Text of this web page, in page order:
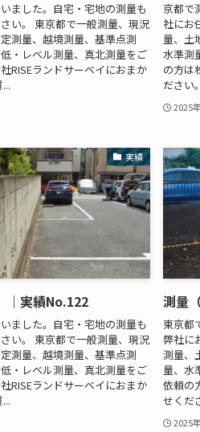
ました。自宅・宅地の測量も
い。 東京都で一般測量、現況
測量、越境測量、基準点測
・レベル測量、真北測量をご
RISEランドサーベイにおまか
京都で
社にお
量、土
水準測
の方は
ださい
2025
実績
｜実績No.122
ました。自宅・宅地の測量も
い。 東京都で一般測量、現況
測量、越境測量、基準点測
・レベル測量、真北測量をご
RISEランドサーベイにおまか
測量
東京都
弊社に
測量、
量、水
依頼の
せくだ
2025